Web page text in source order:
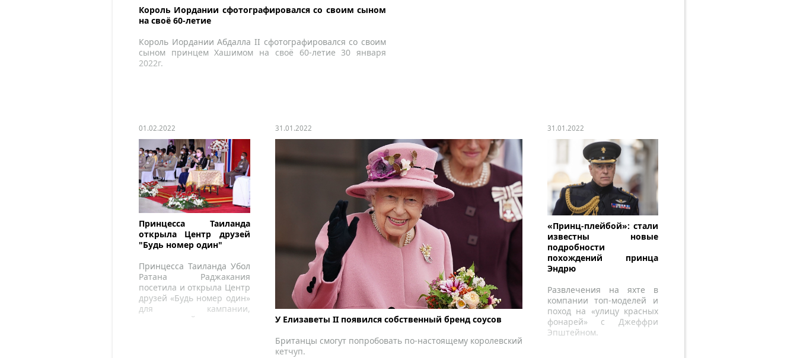
Король Иордании сфотографировался со своим сыном
на своё 60-летие
Король Иордании Абдалла II сфотографировался со своим
сыном принцем Хашимом на своё 60-летие 30 января
2022г.
01.02.2022
Принцесса Таиланда
открыла Центр друзей
"Будь номер один"
Принцесса Таиланда Убол
Ратана Раджакания
посетила и открыла Центр
друзей «Будь номер один»
для кампании,
посвященной
31.01.2022
У Елизаветы II появился собственный бренд соусов
Британцы смогут попробовать по-настоящему королевский
кетчуп.
31.01.2022
«Принц-плейбой»: стали
известны новые
подробности
похождений принца
Эндрю
Развлечения на яхте в
компании топ-моделей и
поход на «улицу красных
фонарей» с Джеффри
Эпштейном.